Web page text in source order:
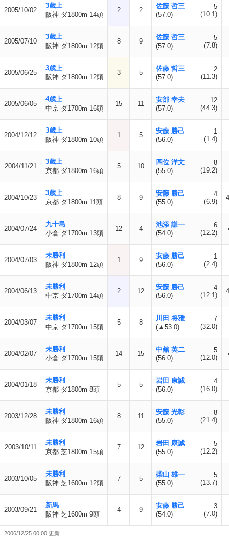
2005/10/02
3歳上
阪神 ダ1800m 14頭
2 2
佐藤 哲三
(57.0)
5
(10.1)
2005/07/10
3歳上
阪神 ダ1800m 12頭
8 9
佐藤 哲三
(57.0)
5
(7.8)
2005/06/25
3歳上
阪神 ダ1800m 12頭
3 5
佐藤 哲三
(57.0)
2
(11.3)
2005/06/05
4歳上
中京 ダ1700m 16頭
15 11
安部 幸夫
(57.0)
12
(44.3)
2004/12/12
3歳上
阪神 ダ1800m 10頭
1 5
安藤 勝己
(56.0)
1
(1.4)
2004/11/21
3歳上
京都 ダ1800m 16頭
5 10
四位 洋文
(55.0)
8
(19.2)
2004/10/23
3歳上
京都 ダ1800m 11頭
8 9
安藤 勝己
(55.0)
4
(6.9)
2004/07/24
九十島
小倉 ダ1700m 13頭
12 4
池添 謙一
(54.0)
6
(12.2)
2004/07/03
未勝利
阪神 ダ1800m 12頭
1 9
安藤 勝己
(56.0)
1
(2.4)
2004/06/13
未勝利
中京 ダ1700m 14頭
2 12
安藤 勝己
(56.0)
4
(12.1)
2004/03/07
未勝利
中京 ダ1700m 15頭
5 8
川田 将雅
(▲53.0)
7
(32.0)
2004/02/07
未勝利
小倉 ダ1700m 15頭
14 15
中舘 英二
(56.0)
5
(12.0)
2004/01/18
未勝利
京都 ダ1800m 8頭
5 5
岩田 康誠
(56.0)
4
(16.0)
2003/12/28
未勝利
阪神 ダ1800m 16頭
8 11
安藤 光彰
(55.0)
8
(21.4)
2003/10/11
未勝利
京都 芝1800m 15頭
7 12
岩田 康誠
(55.0)
5
(12.2)
2003/10/05
未勝利
阪神 芝1600m 12頭
7 5
柴山 雄一
(55.0)
5
(13.7)
2003/09/21
新馬
阪神 芝1600m 9頭
4 9
安藤 勝己
(54.0)
3
(7.0)
2006/12/25 00:00 更新